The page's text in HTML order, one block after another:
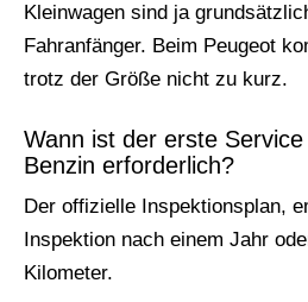
Kleinwagen sind ja
Fahranfänger. Beim Peugeot
trotz der Größe nicht zu kurz.
Wann ist der erste
Benzin erforderlich?
Der offizielle Inspektionsplan,
Inspektion nach einem Jahr
Kilometer.